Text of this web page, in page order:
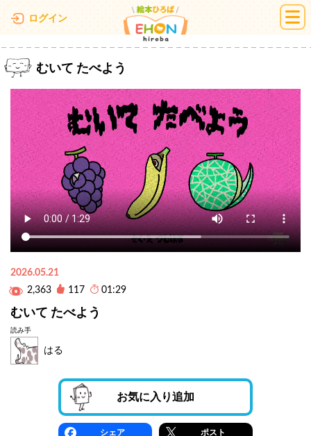
ログイン 絵本ひろば
むいて たべよう
2026.05.21
2,363
117 01:29
むいて たべよう
読み手
はる
お気に入り追加
シェア ポスト